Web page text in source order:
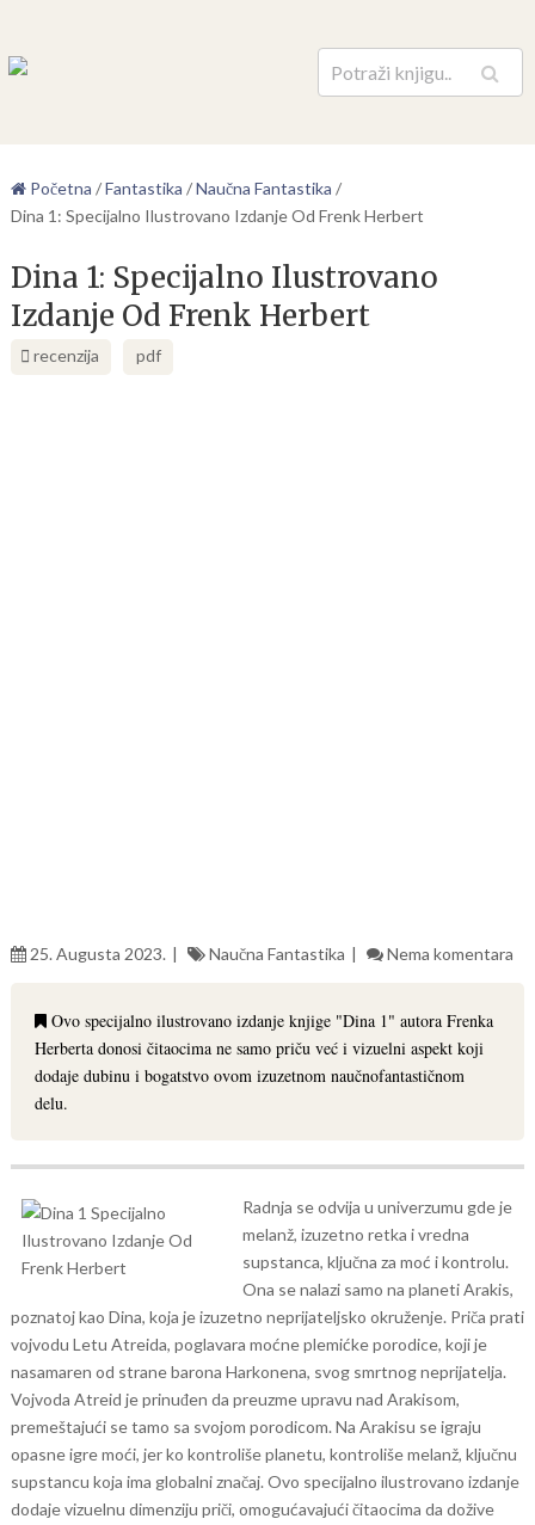
Pretraga
Početna /Fantastika /Naučna Fantastika /
Dina 1: Specijalno Ilustrovano Izdanje Od Frenk Herbert
Dina 1: Specijalno Ilustrovano
Izdanje Od Frenk Herbert
recenzija pdf
25. Augusta 2023. Naučna Fantastika Nema komentara
Ovo specijalno ilustrovano izdanje knjige "Dina 1" autora Frenka
Herberta donosi čitaocima ne samo priču već i vizuelni aspekt koji
dodaje dubinu i bogatstvo ovom izuzetnom naučnofantastičnom
delu.
Radnja se odvija u univerzumu gde je
melanž, izuzetno retka i vredna
supstanca, ključna za moć i kontrolu.
Ona se nalazi samo na planeti Arakis,
poznatoj kao Dina, koja je izuzetno neprijateljsko okruženje. Priča prati
vojvodu Letu Atreida, poglavara moćne plemićke porodice, koji je
nasamaren od strane barona Harkonena, svog smrtnog neprijatelja.
Vojvoda Atreid je prinuđen da preuzme upravu nad Arakisom,
premeštajući se tamo sa svojom porodicom. Na Arakisu se igraju
opasne igre moći, jer ko kontroliše planetu, kontroliše melanž, ključnu
supstancu koja ima globalni značaj. Ovo specijalno ilustrovano izdanje
dodaje vizuelnu dimenziju priči, omogućavajući čitaocima da dožive